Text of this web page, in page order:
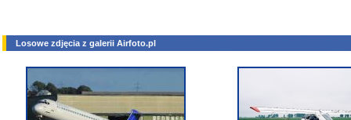
Losowe zdjęcia z galerii Airfoto.pl